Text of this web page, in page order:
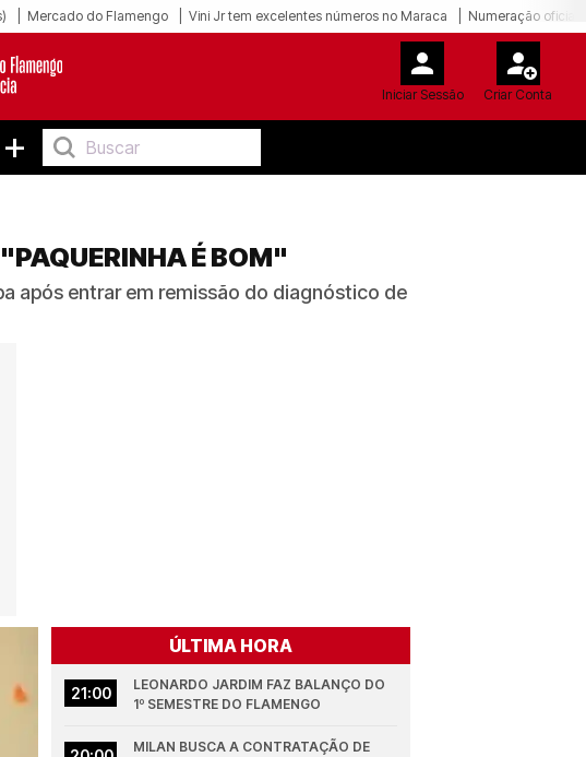
Mercado do Flamengo Vini Jr tem excelentes números no Maraca Numeração oficial
Iniciar Sessão Criar Conta
+
É BOM"
após entrar em remissão do diagnóstico de
ÚLTIMA HORA
21:00
LEONARDO JARDIM FAZ BALANÇO DO
1º SEMESTRE DO FLAMENGO
MILAN BUSCA A CONTRATAÇÃO DE